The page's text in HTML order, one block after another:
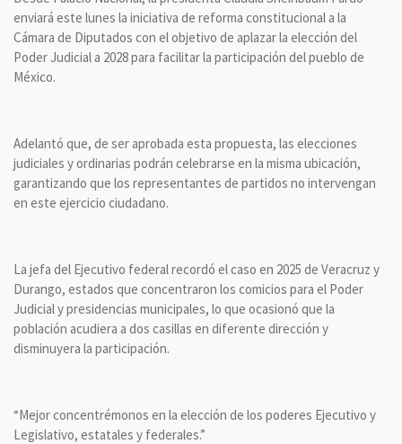
enviará este lunes la iniciativa de reforma constitucional a la
Cámara de Diputados con el objetivo de aplazar la elección del
Poder Judicial a 2028 para facilitar la participación del pueblo de
México.
Adelantó que, de ser aprobada esta propuesta, las elecciones
judiciales y ordinarias podrán celebrarse en la misma ubicación,
garantizando que los representantes de partidos no intervengan
en este ejercicio ciudadano.
La jefa del Ejecutivo federal recordó el caso en 2025 de Veracruz y
Durango, estados que concentraron los comicios para el Poder
Judicial y presidencias municipales, lo que ocasionó que la
población acudiera a dos casillas en diferente dirección y
disminuyera la participación.
“Mejor concentrémonos en la elección de los poderes Ejecutivo y
Legislativo, estatales y federales.”